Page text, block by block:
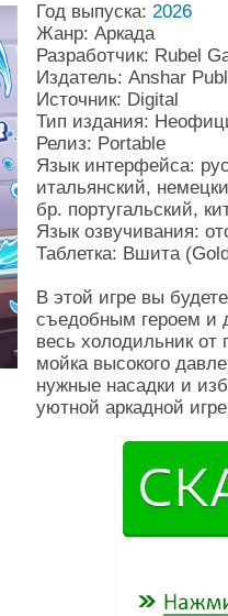
Год выпуска: 2026
Жанр: Аркада
Разработчик: Rubel
Издатель: Anshar
Источник: Digital
Тип издания:
Релиз: Portable
Язык интерфейса:
итальянский,
бр. португальский,
Язык озвучивания:
Таблетка: Вшита
В этой игре вы
съедобным героем и
весь холодильник
мойка высокого
нужные насадки и
уютной аркадной